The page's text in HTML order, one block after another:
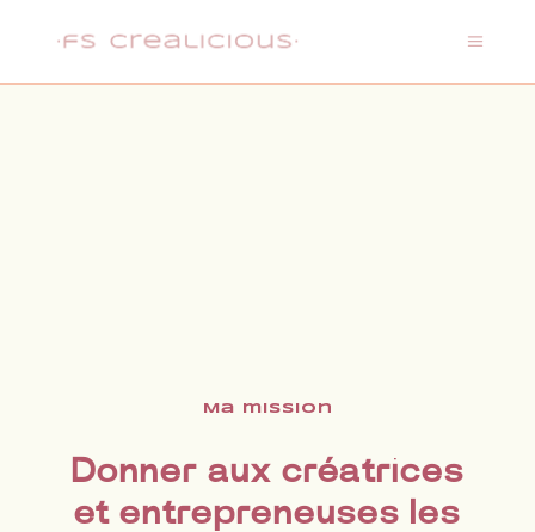
Ma mission
Donner aux créatrices
et entrepreneuses les